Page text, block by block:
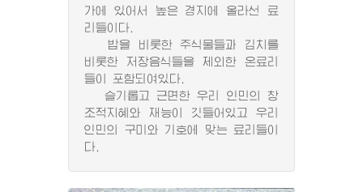
가에 있어서 높은 경지에 올라선 료
리들이다.
밥을 비롯한 주식물들과 김치를
비롯한 저장음식들을 제외한 온료리
들이 포함되여있다.
슬기롭고 근면한 우리 인민의 창
조적지혜와 재능이 깃들어있고 우리
인민의 구미와 기호에 맞는 료리들이
다.